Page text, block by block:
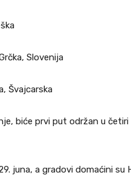
Slovenija
Švajcarska
biće prvi put održan u četiri
juna, a gradovi domaćini su